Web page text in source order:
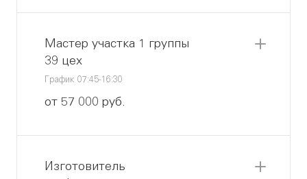
Мастер участка 1 группы
39 цех
График 07:45-16:30
от 57 000 руб.
Изготовитель